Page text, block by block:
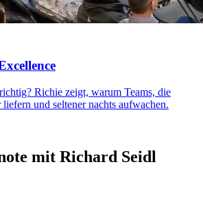
Richie zeigt, warum Teams, die
liefern und seltener nachts aufwachen.
mit Richard Seidl